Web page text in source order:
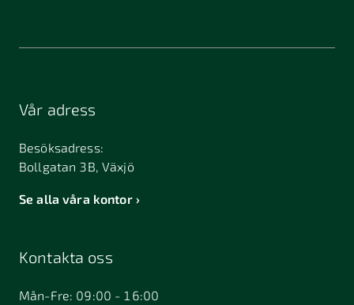
Vår adress
Besöksadress:
Bollgatan 3B, Växjö
Se alla våra kontor
Kontakta oss
Mån-Fre: 09:00 - 16:00